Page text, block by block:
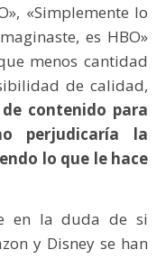
«Simplemente lo
es HBO»
menos cantidad
de calidad,
contenido para
perjudicaría la
lo que le hace
en la duda de si
y Disney se han